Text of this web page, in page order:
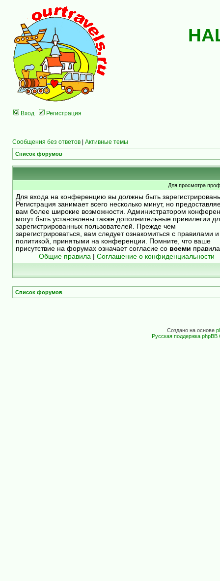
Вход Регистрация
Сообщения без ответов | Активные темы
Список форумов
Для просмотра
Для входа на конференцию вы должны быть
Регистрация занимает всего несколько минут, но
вам более широкие возможности. Администратором
могут быть установлены также дополнительные привилегии
зарегистрированных пользователей. Прежде чем
зарегистрироваться, вам следует ознакомиться с правилами и
политикой, принятыми на конференции. Помните, что ваше
присутствие на форумах означает согласие со всеми
Общие правила
Соглашение о конфиденциальности
Список форумов
Создано на основе
Русская поддержка phpBB